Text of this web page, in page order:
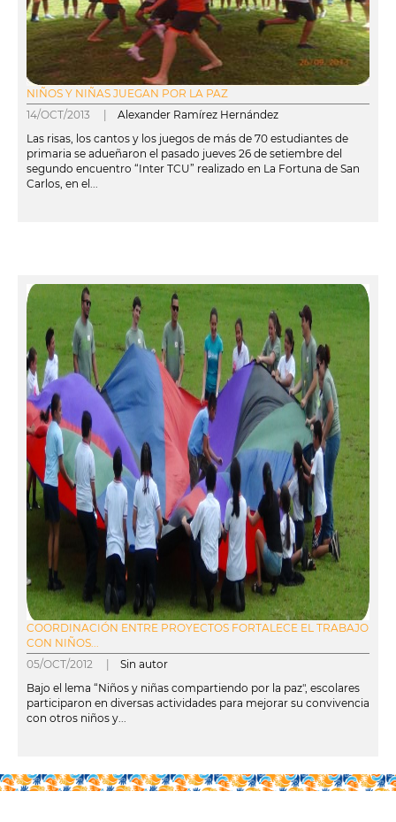
NIÑOS Y NIÑAS JUEGAN POR LA PAZ
14/OCT/2013 | Alexander Ramírez Hernández
Las risas, los cantos y los juegos de más de 70 estudiantes de
primaria se adueñaron el pasado jueves 26 de setiembre del
segundo encuentro “Inter TCU” realizado en La Fortuna de San
Carlos, en el...
COORDINACIÓN ENTRE PROYECTOS FORTALECE EL TRABAJO
CON NIÑOS...
05/OCT/2012 | Sin autor
Bajo el lema “Niños y niñas compartiendo por la paz", escolares
participaron en diversas actividades para mejorar su convivencia
con otros niños y...